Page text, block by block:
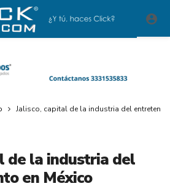
Jalisco, capital de la industria del
de la industria del
en México